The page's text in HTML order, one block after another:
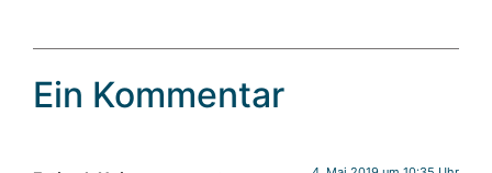
Ein Kommentar